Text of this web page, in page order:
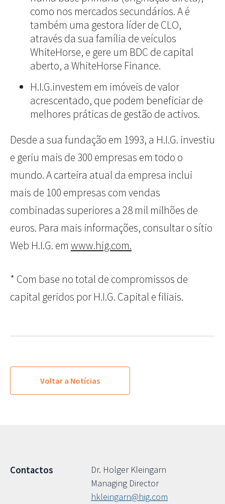
como nos mercados secundários. A é
também uma gestora líder de CLO,
através da sua família de veículos
WhiteHorse, e gere um BDC de capital
aberto, a WhiteHorse Finance.
H.I.G.investem em imóveis de valor
acrescentado, que podem beneficiar de
melhores práticas de gestão de activos.
Desde a sua fundação em 1993, a H.I.G. investiu
e geriu mais de 300 empresas em todo o
mundo. A carteira atual da empresa inclui
mais de 100 empresas com vendas
combinadas superiores a 28 mil milhões de
euros. Para mais informações, consultar o sítio
Web H.I.G. em www.hig.com.
* Com base no total de compromissos de
capital geridos por H.I.G. Capital e filiais.
Voltar a Notícias
Contactos
Dr. Holger Kleingarn
Managing Director
hkleingarn@hig.com